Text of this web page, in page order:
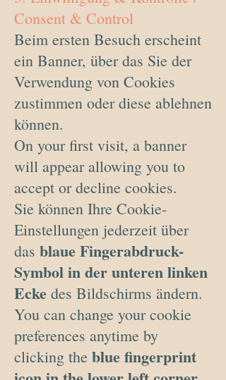
Consent & Control
Beim ersten Besuch erscheint
ein Banner, über das Sie der
Verwendung von Cookies
zustimmen oder diese ablehnen
können.
On your first visit, a banner
will appear allowing you to
accept or decline cookies.
Sie können Ihre Cookie-
Einstellungen jederzeit über
das blaue Fingerabdruck-
Symbol in der unteren linken
Ecke des Bildschirms ändern.
You can change your cookie
preferences anytime by
clicking the blue fingerprint